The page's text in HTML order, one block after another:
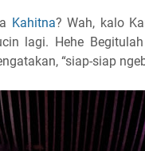
Kahitna? Wah, kalo
lagi. Hehe
“siap-siap